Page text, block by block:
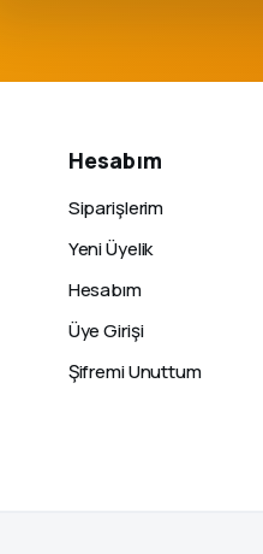
Hesabım
Siparişlerim
Yeni Üyelik
Hesabım
Üye Girişi
Şifremi Unuttum